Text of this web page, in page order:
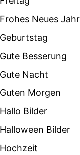
Frohes Neues Jahr
Geburtstag
Gute Besserung
Gute Nacht
Guten Morgen
Hallo Bilder
Halloween Bilder
Hochzeit